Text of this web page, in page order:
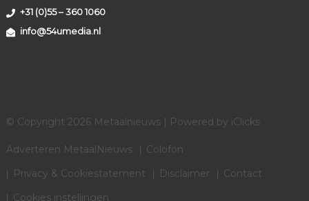
+31 (0)55 – 360 1060
info@54umedia.nl
© Copyright 2026 Metaalnieuws | Powered by iClicks
Adverteren MetaalNieuws
Colofon
Privacy & Cookiestatement
Disclaimer
Contact
Cookies instellingen